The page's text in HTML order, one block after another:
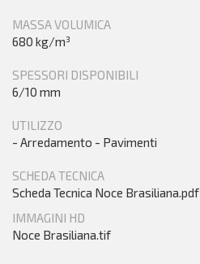
MASSA VOLUMICA
680 kg/m³
SPESSORI DISPONIBILI
6/10 mm
UTILIZZO
- Arredamento - Pavimenti
SCHEDA TECNICA
Scheda Tecnica Noce Brasiliana.pdf
IMMAGINI HD
Noce Brasiliana.tif